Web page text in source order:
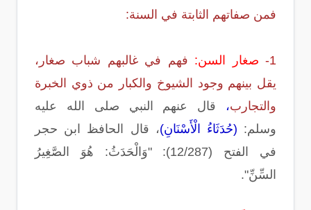
فمن صفاتهم الثابتة في السنة:
1- صغار السن: فهم في غالبهم شباب صغار،
يقل بينهم وجود الشيوخ والكبار من ذوي الخبرة
والتجارب،
قال عنهم النبي صلى الله عليه
وسلم: (حُدَثَاءُ الْأَسْنَانِ)، قال الحافظ ابن حجر
في الفتح (12/287): "‏وَالْحَدَثُ: هُوَ الصَّغِيرُ
السِّنِّ".